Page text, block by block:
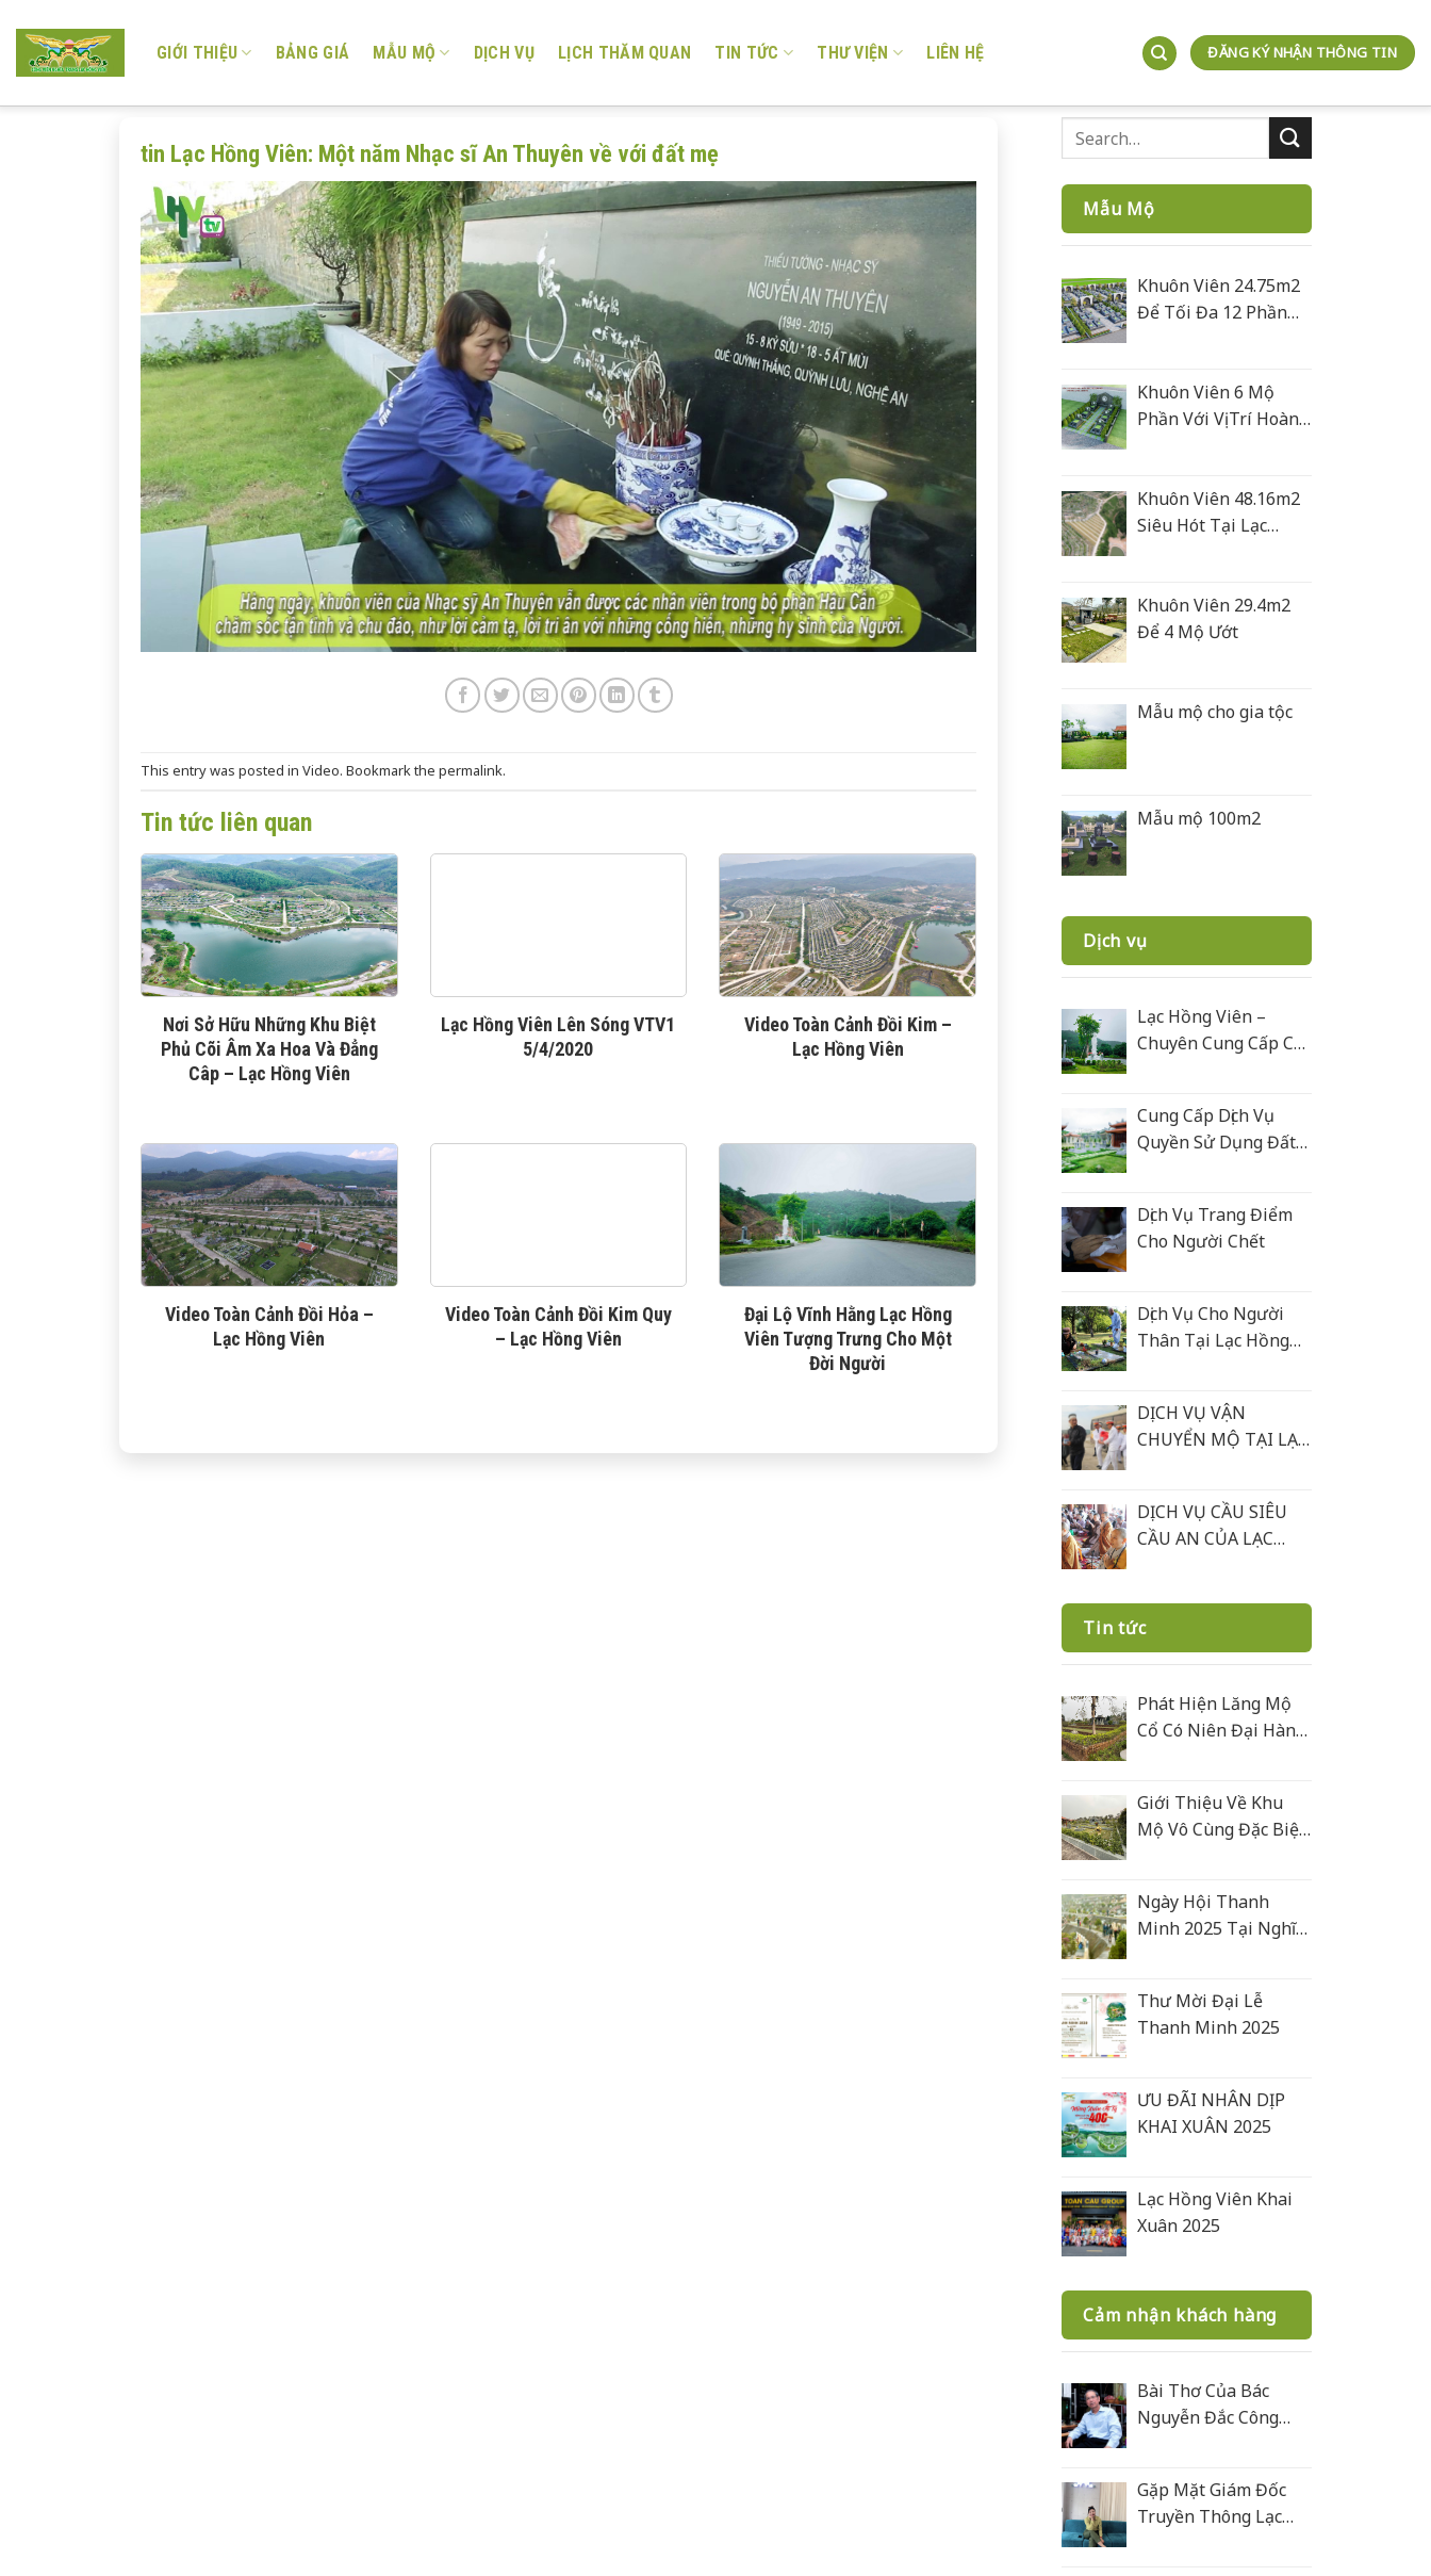
content
GIỚI THIỆU BẢNG GIÁ MẪU MỘ DỊCH VỤ LỊCH THĂM QUAN TIN TỨC THƯ VIỆN LIÊN HỆ ĐĂNG KÝ NHẬN THÔNG TIN
tin Lạc Hồng Viên: Một năm Nhạc sĩ An Thuyên về với đất mẹ
This entry was posted in Video. Bookmark the permalink.
Tin tức liên quan
Nơi Sở Hữu Những Khu Biệt
Phủ Cõi Âm Xa Hoa Và Đẳng
Câp – Lạc Hồng Viên
Lạc Hồng Viên Lên Sóng VTV1
5/4/2020
Video Toàn Cảnh Đồi Kim –
Lạc Hồng Viên
Video Toàn Cảnh Đồi Hỏa –
Lạc Hồng Viên
Video Toàn Cảnh Đồi Kim Quy
– Lạc Hồng Viên
Đại Lộ Vĩnh Hằng Lạc Hồng
Viên Tượng Trưng Cho Một
Đời Người
Mẫu Mộ
Khuôn Viên 24.75m2
Để Tối Đa 12 Phần
Khuôn Viên 6 Mộ
Phần Với Vị Trí Hoàn
Khuôn Viên 48.16m2
Siêu Hót Tại Lạc
Khuôn Viên 29.4m2
Để 4 Mộ Ướt
Mẫu mộ cho gia tộc
Mẫu mộ 100m2
Dịch vụ
Lạc Hồng Viên –
Chuyên Cung Cấp Các
Cung Cấp Dịch Vụ
Quyền Sử Dụng Đất
Dịch Vụ Trang Điểm
Cho Người Chết
Dịch Vụ Cho Người
Thân Tại Lạc Hồng
DỊCH VỤ VẬN
CHUYỂN MỘ TẠI LẠC
DỊCH VỤ CẦU SIÊU
CẦU AN CỦA LẠC
Tin tức
Phát Hiện Lăng Mộ
Cổ Có Niên Đại Hàng
Giới Thiệu Về Khu
Mộ Vô Cùng Đặc Biệt
Xanh Rêu Thanh Hoá
Ngày Hội Thanh
Minh 2025 Tại Nghĩa
Thư Mời Đại Lễ
Thanh Minh 2025
ƯU ĐÃI NHÂN DỊP
KHAI XUÂN 2025
Lạc Hồng Viên Khai
Xuân 2025
Cảm nhận khách hàng
Bài Thơ Của Bác
Nguyễn Đắc Công
Gặp Mặt Giám Đốc
Truyền Thông Lạc